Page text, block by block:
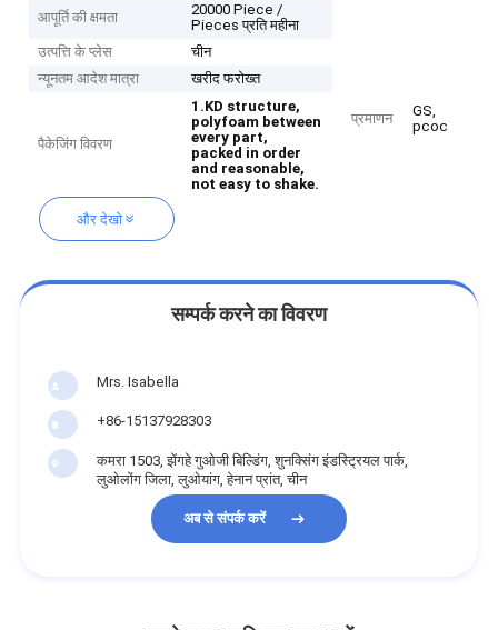
आपूर्ति की क्षमता
20000 Piece /
Pieces प्रति महीना
उत्पत्ति के प्लेस
चीन
न्यूनतम आदेश मात्रा
खरीद फरोख्त
पैकेजिंग विवरण
1.KD structure,
polyfoam between
every part,
packed in order
and reasonable,
not easy to shake.
प्रमाणन
GS,
pcoc
और देखो
सम्पर्क करने का विवरण
Mrs. Isabella
+86-15137928303
कमरा 1503, झेंगहे गुओजी बिल्डिंग, शुनक्सिंग इंडस्ट्रियल पार्क,
लुओलोंग जिला, लुओयांग, हेनान प्रांत, चीन
अब से संपर्क करें